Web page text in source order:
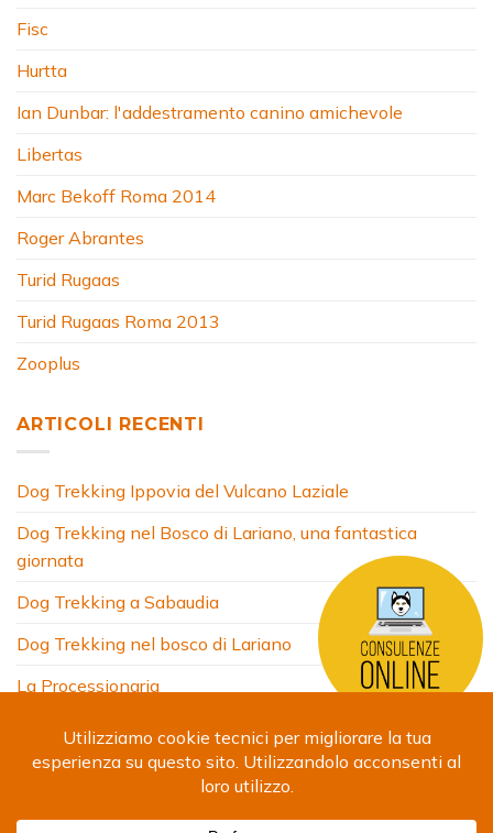
Fisc
Hurtta
Ian Dunbar: l'addestramento canino amichevole
Libertas
Marc Bekoff Roma 2014
Roger Abrantes
Turid Rugaas
Turid Rugaas Roma 2013
Zooplus
ARTICOLI RECENTI
Dog Trekking Ippovia del Vulcano Laziale
Dog Trekking nel Bosco di Lariano, una fantastica
giornata
Dog Trekking a Sabaudia
Dog Trekking nel bosco di Lariano
La Processionaria
COSA FACCIO